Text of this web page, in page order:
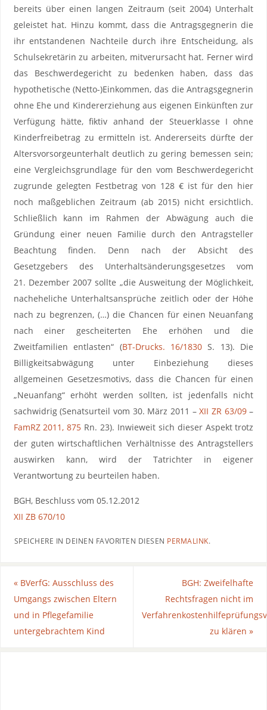
bereits über einen langen Zeitraum (seit 2004) Unterhalt
geleistet hat. Hinzu kommt, dass die Antragsgegnerin die
ihr entstandenen Nachteile durch ihre Entscheidung, als
Schulsekretärin zu arbeiten, mitverursacht hat. Ferner wird
das Beschwerdegericht zu bedenken haben, dass das
hypothetische (Netto-)Einkommen, das die Antragsgegnerin
ohne Ehe und Kindererziehung aus eigenen Einkünften zur
Verfügung hätte, fiktiv anhand der Steuerklasse I ohne
Kinderfreibetrag zu ermitteln ist. Andererseits dürfte der
Altersvorsorgeunterhalt deutlich zu gering bemessen sein;
eine Vergleichsgrundlage für den vom Beschwerdegericht
zugrunde gelegten Festbetrag von 128 € ist für den hier
noch maßgeblichen Zeitraum (ab 2015) nicht ersichtlich.
Schließlich kann im Rahmen der Abwägung auch die
Gründung einer neuen Familie durch den Antragsteller
Beachtung finden. Denn nach der Absicht des
Gesetzgebers des Unterhaltsänderungsgesetzes vom
21. Dezember 2007 sollte „die Ausweitung der Möglichkeit,
nacheheliche Unterhaltsansprüche zeitlich oder der Höhe
nach zu begrenzen, (…) die Chancen für einen Neuanfang
nach einer gescheiterten Ehe erhöhen und die
Zweitfamilien entlasten“ (BT-Drucks. 16/1830 S. 13). Die
Billigkeitsabwägung unter Einbeziehung dieses
allgemeinen Gesetzesmotivs, dass die Chancen für einen
„Neuanfang“ erhöht werden sollten, ist jedenfalls nicht
sachwidrig (Senatsurteil vom 30. März 2011 –XII ZR 63/09–
FamRZ 2011, 875 Rn. 23). Inwieweit sich dieser Aspekt trotz
der guten wirtschaftlichen Verhältnisse des Antragstellers
auswirken kann, wird der Tatrichter in eigener
Verantwortung zu beurteilen haben.
BGH, Beschluss vom 05.12.2012
XII ZB 670/10
SPEICHERE IN DEINEN FAVORITEN DIESEN PERMALINK.
«BVerfG: Ausschluss des
Umgangs zwischen Eltern
und in Pflegefamilie
untergebrachtem Kind
BGH: Zweifelhafte
Rechtsfragen nicht im
zu klären»